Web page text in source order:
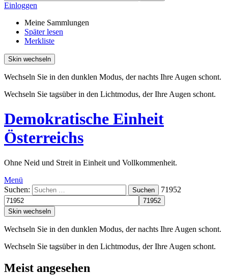
Einloggen
Meine Sammlungen
Später lesen
Merkliste
Skin wechseln
Wechseln Sie in den dunklen Modus, der nachts Ihre Augen schont.
Wechseln Sie tagsüber in den Lichtmodus, der Ihre Augen schont.
Demokratische Einheit
Österreichs
Ohne Neid und Streit in Einheit und Vollkommenheit.
Menü
Suchen:
Suchen 71952
Skin wechseln
Wechseln Sie in den dunklen Modus, der nachts Ihre Augen schont.
Wechseln Sie tagsüber in den Lichtmodus, der Ihre Augen schont.
Meist angesehen